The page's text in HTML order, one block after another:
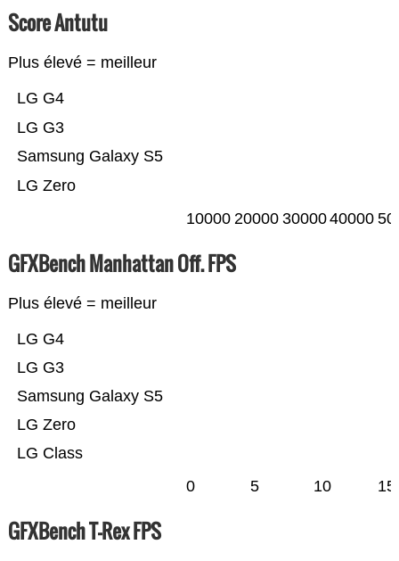
Score Antutu
Plus élevé = meilleur
LG Zero
Samsung Galaxy S5
LG G3
LG G4
10000 20000 3000040000
GFXBench Manhattan Off. FPS
Plus élevé = meilleur
LG Class
LG Zero
Samsung Galaxy S5
LG G3
LG G4
0 5 10 15
GFXBench T-Rex FPS